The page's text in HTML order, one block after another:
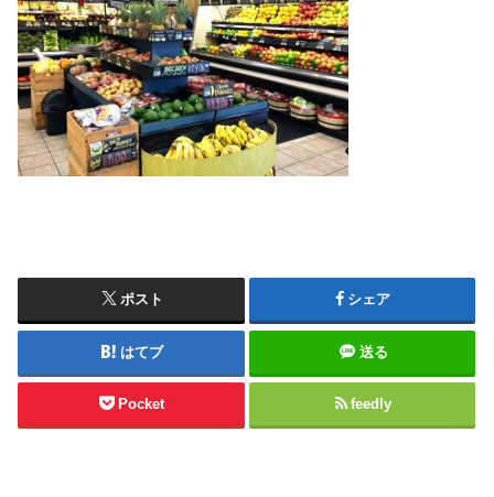
ポスト シェア
はてブ 送る
Pocket feedly